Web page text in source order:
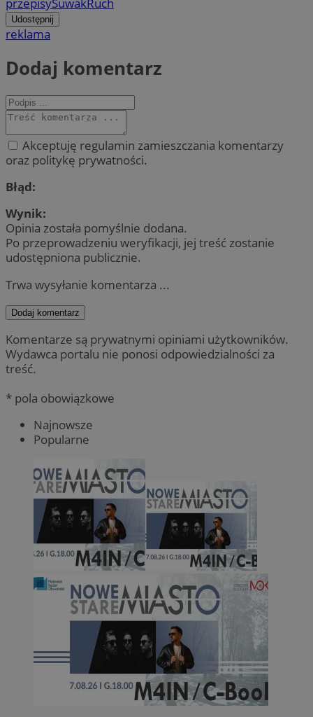
przepisySuwakRuch
Udostępnij
reklama
Dodaj komentarz
Akceptuję regulamin zamieszczania komentarzy
oraz politykę prywatności.
Błąd:
Wynik:
Opinia została pomyślnie dodana.
Po przeprowadzeniu weryfikacji, jej treść zostanie
udostępniona publicznie.
Trwa wysyłanie komentarza ...
Dodaj komentarz
Komentarze są prywatnymi opiniami użytkowników.
Wydawca portalu nie ponosi odpowiedzialności za
treść.
* pola obowiązkowe
Najnowsze
Popularne